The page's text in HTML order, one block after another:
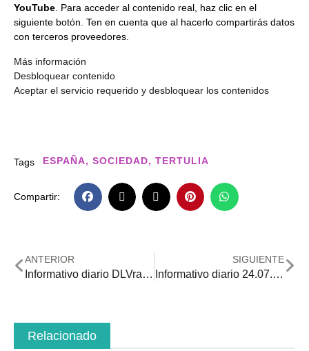
YouTube. Para acceder al contenido real, haz clic en el
siguiente botón. Ten en cuenta que al hacerlo compartirás datos
con terceros proveedores.
Más información
Desbloquear contenido
Aceptar el servicio requerido y desbloquear los contenidos
Tags ESPAÑA, SOCIEDAD, TERTULIA
Compartir:
ANTERIOR
Informativo diario DLVradio 23.07.2020
SIGUIENTE
Informativo diario 24.07.2020
Relacionado